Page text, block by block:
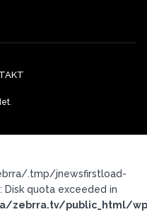
.
.tmp/jnewsfirstload-
Disk quota exceeded in
zebrra.tv/public_html/